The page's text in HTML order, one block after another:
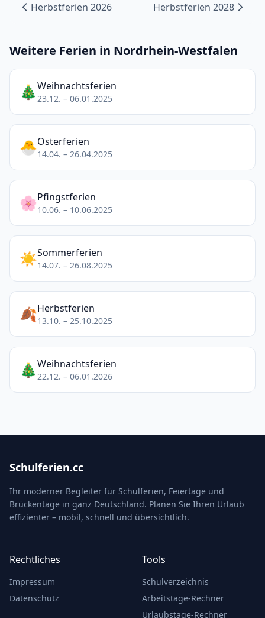
Herbstferien 2026 Herbstferien 2028
Weitere Ferien in Nordrhein-Westfalen
🎄Weihnachtsferien
23.12. – 06.01.2025
🐣Osterferien
14.04. – 26.04.2025
🌸Pfingstferien
10.06. – 10.06.2025
☀️Sommerferien
14.07. – 26.08.2025
🍂Herbstferien
13.10. – 25.10.2025
🎄Weihnachtsferien
22.12. – 06.01.2026
Schulferien.cc
Ihr moderner Begleiter für Schulferien, Feiertage und
Brückentage in ganz Deutschland. Planen Sie Ihren Urlaub
effizienter – mobil, schnell und übersichtlich.
Rechtliches
Impressum
Datenschutz
Tools
Schulverzeichnis
Arbeitstage-Rechner
Urlaubstage-Rechner